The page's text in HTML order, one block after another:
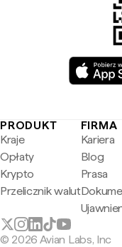
PRODUKT
Kraje
Opłaty
Krypto
Przelicznik walut
FIRMA
Kariera
Blog
Prasa
© 2026 Avian Labs, Inc